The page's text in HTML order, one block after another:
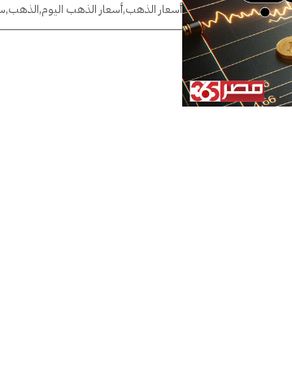
أسعار الذهب,أسعار الذهب اليوم,الذهب,